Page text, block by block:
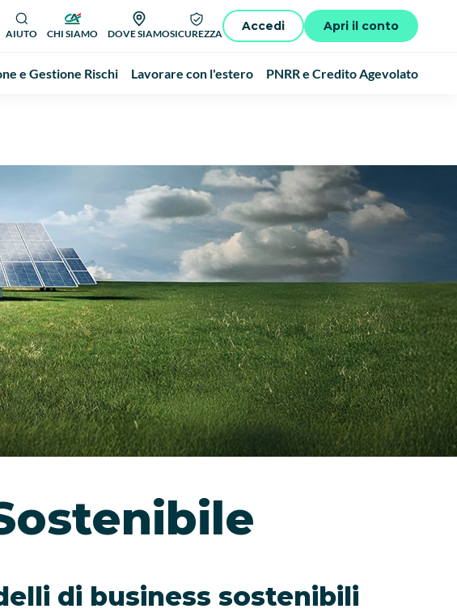
AIUTO CHI SIAMO DOVE SIAMOSICUREZZA
Accedi Apri il conto
e Gestione Rischi Lavorare con l'estero PNRR e Credito Agevolato
di business sostenibili